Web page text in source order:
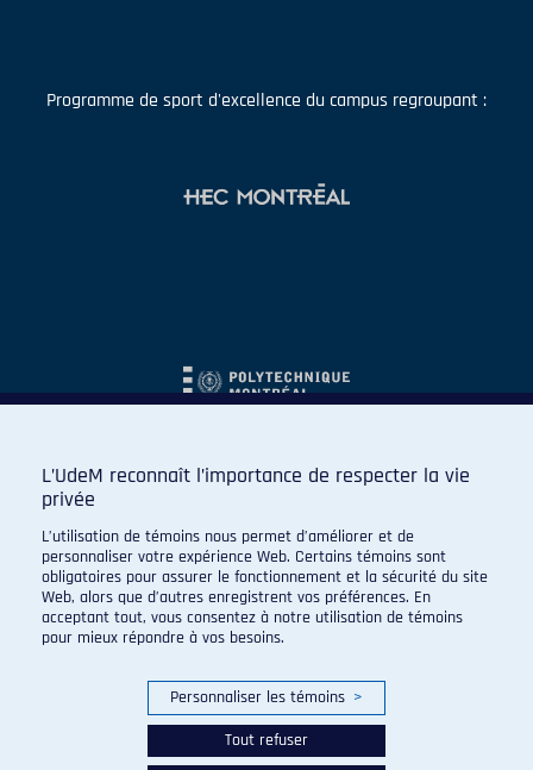
Programme de sport d'excellence du campus regroupant :
L’UdeM reconnaît l’importance de respecter la vie
privée
L’utilisation de témoins nous permet d’améliorer et de
personnaliser votre expérience Web. Certains témoins sont
obligatoires pour assurer le fonctionnement et la sécurité du site
Web, alors que d’autres enregistrent vos préférences. En
acceptant tout, vous consentez à notre utilisation de témoins
pour mieux répondre à vos besoins.
Personnaliser les témoins >
Tout refuser